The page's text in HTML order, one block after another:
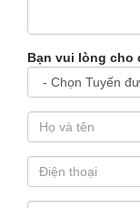
Bạn vui lòng cho